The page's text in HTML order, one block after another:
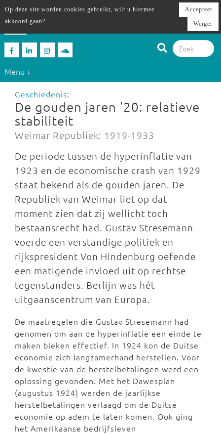
Menu ↓
Geschiedenis:
De gouden jaren '20: relatieve
stabiliteit
Weimar Republiek: 1919-1933
De periode tussen de hyperinflatie van
1923 en de economische crash van 1929
staat bekend als de gouden jaren. De
Republiek van Weimar liet op dat
moment zien dat zij wellicht toch
bestaansrecht had. Gustav Stresemann
voerde een verstandige politiek en
rijkspresident Von Hindenburg oefende
een matigende invloed uit op rechtse
tegenstanders. Berlijn was hét
uitgaanscentrum van Europa.
De maatregelen die Gustav Stresemann had
genomen om aan de hyperinflatie een einde te
maken bleken effectief. In 1924 kon de Duitse
economie zich langzamerhand herstellen. Voor
de kwestie van de herstelbetalingen werd een
oplossing gevonden. Met het Dawesplan
(augustus 1924) werden de jaarlijkse
herstelbetalingen verlaagd om de Duitse
economie op adem te laten komen. Ook ging
het Amerikaanse bedrijfsleven
Op deze site worden cookies gebruikt, wilt u hiermee
akkoord gaan?
Accepteer
Weiger